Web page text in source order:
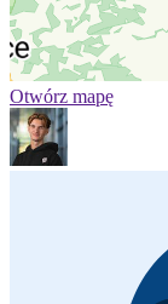
Otwórz mapę